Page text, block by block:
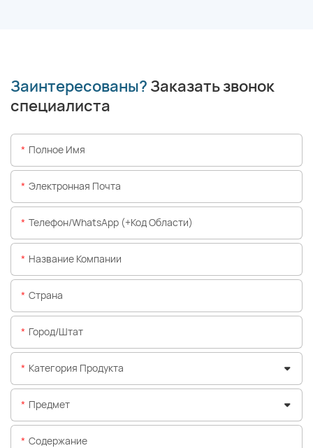
Заинтересованы? Заказать звонок
специалиста
Полное Имя
Электронная Почта
Телефон/WhatsApp (+код Области)
Название Компании
Страна
Город/штат
Категория Продукта
Предмет
Содержание